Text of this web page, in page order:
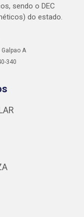
sendo o DEC
do estado.
A
340